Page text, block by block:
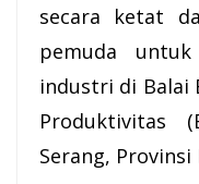
secara ketat
pemuda
industri di Balai
Produktivitas
Serang, Provinsi